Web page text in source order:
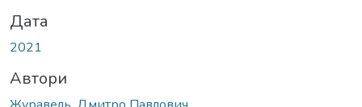
Дата
2021
Автори